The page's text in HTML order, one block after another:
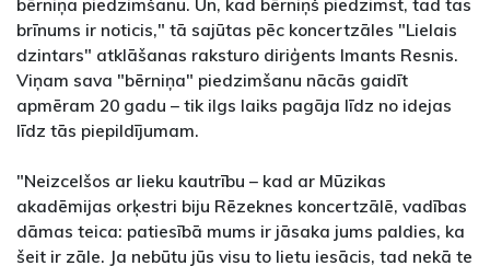
brīnums ir noticis," tā sajūtas pēc koncertzāles "Lielais
dzintars" atklāšanas raksturo diriģents Imants Resnis.
Viņam sava "bērniņa" piedzimšanu nācās gaidīt
apmēram 20 gadu – tik ilgs laiks pagāja līdz no idejas
līdz tās piepildījumam.
"Neizcelšos ar lieku kautrību – kad ar Mūzikas
akadēmijas orķestri biju Rēzeknes koncertzālē, vadības
dāmas teica: patiesībā mums ir jāsaka jums paldies, ka
šeit ir zāle. Ja nebūtu jūs visu to lietu iesācis, tad nekā te